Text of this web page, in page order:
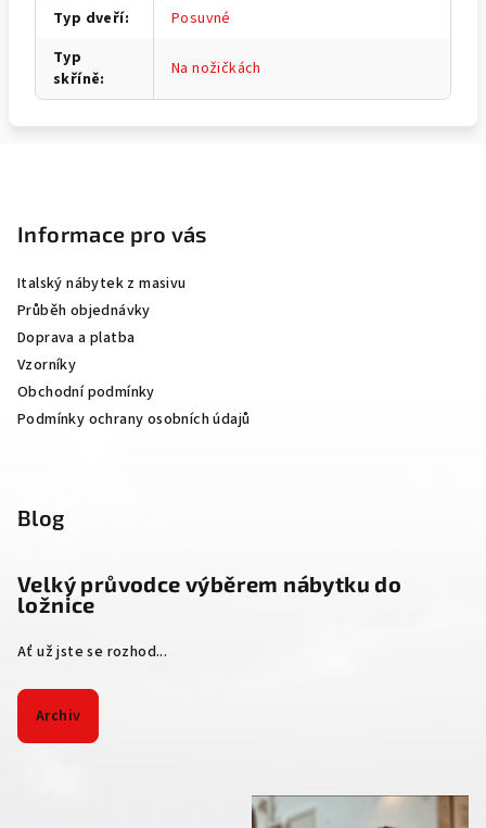
Typ dveří:
Posuvné
Typ
skříně: Na nožičkách
Informace pro vás
Italský nábytek z masivu
Průběh objednávky
Doprava a platba
Vzorníky
Obchodní podmínky
Podmínky ochrany osobních údajů
Blog
Velký průvodce výběrem nábytku do
ložnice
Ať už jste se rozhod...
Archiv